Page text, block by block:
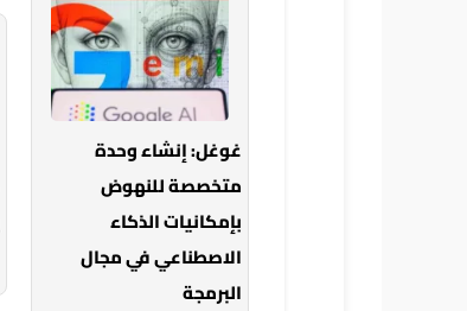
غوغل: إنشاء وحدة
متخصصة للنهوض
بإمكانيات الذكاء
الاصطناعي في مجال
البرمجة